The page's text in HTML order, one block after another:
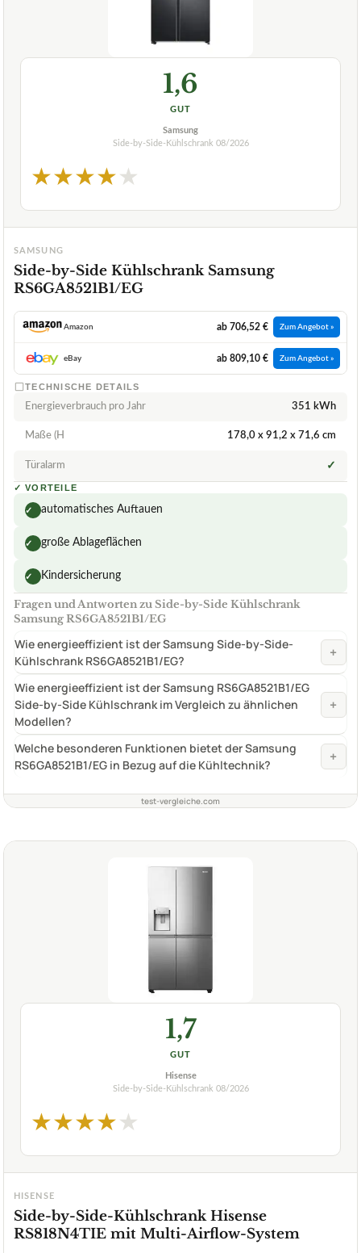
1,6
GUT
Samsung
Side-by-Side-Kühlschrank 08/2026
★★★★★
SAMSUNG
Side-by-Side Kühlschrank Samsung
RS6GA8521B1/EG
Amazon ab 706,52 € Zum Angebot »
eBay ab 809,10 € Zum Angebot »
TECHNISCHE DETAILS
Energieverbrauch pro Jahr 351 kWh
Maße (H 178,0 x 91,2 x 71,6 cm
Türalarm ✓
✓ VORTEILE
✓ automatisches Auftauen
✓ große Ablageflächen
✓ Kindersicherung
Fragen und Antworten zu Side-by-Side Kühlschrank
Samsung RS6GA8521B1/EG
Wie energieeffizient ist der Samsung Side-by-Side-
Kühlschrank RS6GA8521B1/EG?
+
Wie energieeffizient ist der Samsung RS6GA8521B1/EG
Side-by-Side Kühlschrank im Vergleich zu ähnlichen
Modellen?
+
Welche besonderen Funktionen bietet der Samsung
RS6GA8521B1/EG in Bezug auf die Kühltechnik?
+
test-vergleiche.com
1,7
GUT
Hisense
Side-by-Side-Kühlschrank 08/2026
★★★★★
HISENSE
Side-by-Side-Kühlschrank Hisense
RS818N4TIE mit Multi-Airflow-System